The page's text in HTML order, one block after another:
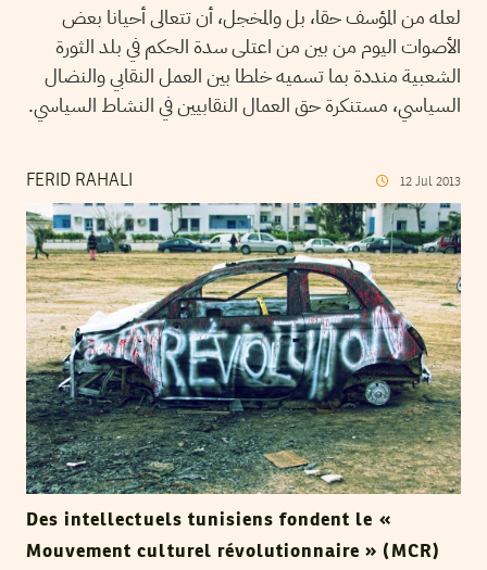
لعله من المؤسف حقا، بل والمخجل، أن تتعالى أحيانا بعض
الأصوات اليوم من بين من اعتلى سدة الحكم في بلد الثورة
الشعبية منددة بما تسميه خلطا بين العمل النقابي والنضال
السياسي، مستنكرة حق العمال النقابيين في النشاط السياسي.
FERID RAHALI 12 Jul 2013
Des intellectuels tunisiens fondent le «
Mouvement culturel révolutionnaire » (MCR)